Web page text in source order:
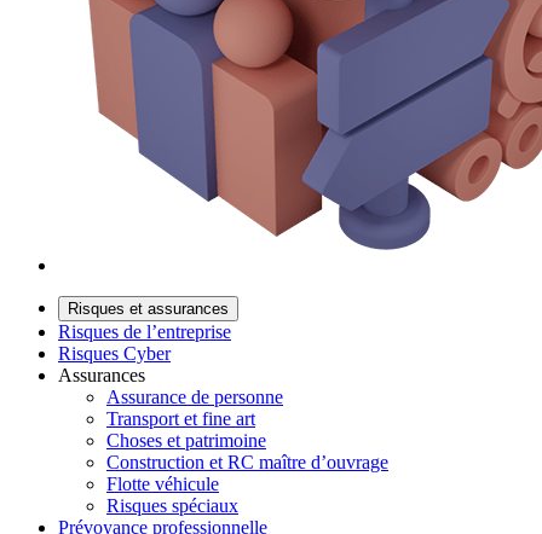
Risques et assurances
Risques de l’entreprise
Risques Cyber
Assurances
Assurance de personne
Transport et fine art
Choses et patrimoine
Construction et RC maître d’ouvrage
Flotte véhicule
Risques spéciaux
Prévoyance professionnelle